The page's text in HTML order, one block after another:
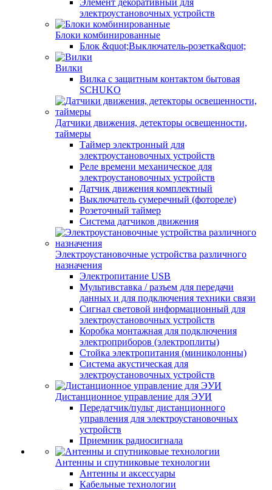
Элемент декоративный для
электроустановочных устройств
Блоки комбинированные
Блок &quot;Выключатель-розетка&quot;
Вилки
Вилка с защитным контактом бытовая
SCHUKO
Датчики движения, детекторы освещенности,
таймеры
Таймер электронный для
электроустановочных устройств
Реле времени механическое для
электроустановочных устройств
Датчик движения комплектный
Выключатель сумеречный (фотореле)
Розеточный таймер
Система датчиков движения
Электроустановочные устройства различного
назначения
Электропитание USB
Мультивставка / разъем для передачи
данных и для подключения техники связи
Сигнал световой информационный для
электроустановочных устройств
Коробка монтажная для подключения
электроприборов (электроплиты)
Стойка электропитания (миниколонны)
Система акустическая для
электроустановочных устройств
Дистанционное управление для ЭУИ
Передатчик/пульт дистанционного
управления для электроустановочных
устройств
Приемник радиосигнала
Антенны и спутниковые технологии
Антенны и аксессуары
Кабельные технологии